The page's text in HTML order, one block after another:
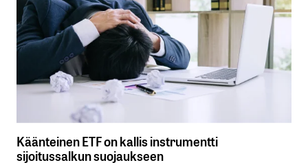
Käänteinen ETF on kallis instrumentti
sijoitussalkun suojaukseen